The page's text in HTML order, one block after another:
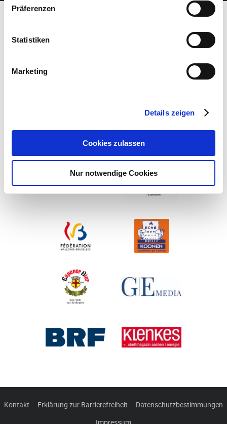
Präferenzen
Statistiken
Marketing
Details zeigen
Cookies zulassen
Nur notwendige Cookies
Kontakt Erklärung zur Barrierefreiheit
Datenschutzbestimmungen